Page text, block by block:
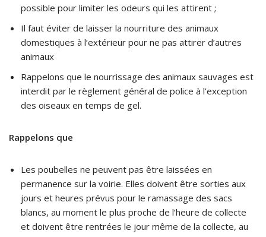
possible pour limiter les odeurs qui les attirent ;
Il faut éviter de laisser la nourriture des animaux
domestiques à l’extérieur pour ne pas attirer d’autres
animaux
Rappelons que le nourrissage des animaux sauvages est
interdit par le règlement général de police à l’exception
des oiseaux en temps de gel.
Rappelons que
Les poubelles ne peuvent pas être laissées en
permanence sur la voirie. Elles doivent être sorties aux
jours et heures prévus pour le ramassage des sacs
blancs, au moment le plus proche de l’heure de collecte
et doivent être rentrées le jour même de la collecte, au